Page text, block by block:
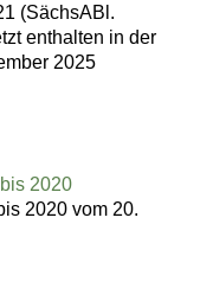
(SächsABl.
enthalten in der
2025
2020
2020 vom 20.